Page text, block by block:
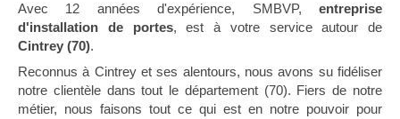
Avec 12 années d'expérience, SMBVP, entreprise
d'installation de portes, est à votre service autour de
Cintrey (70).
Reconnus à Cintrey et ses alentours, nous avons su fidéliser
notre clientèle dans tout le département (70). Fiers de notre
métier, nous faisons tout ce qui est en notre pouvoir pour